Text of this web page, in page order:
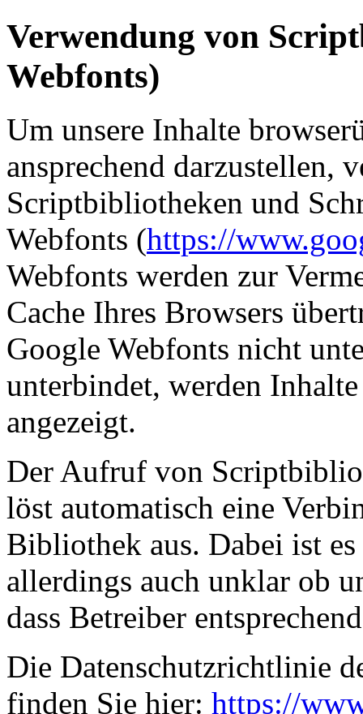
Verwendung von
Webfonts)
Um unsere Inhalte
ansprechend darzustellen,
Scriptbibliotheken und
Webfonts (https://
Webfonts werden zur
Cache Ihres Browsers
Google Webfonts nicht
unterbindet, werden
angezeigt.
Der Aufruf von
löst automatisch eine
Bibliothek aus. Dabei ist
allerdings auch unklar ob
dass Betreiber
Die Datenschutzrichtlinie
finden Sie hier: https://